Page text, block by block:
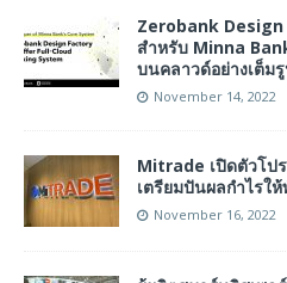
Zerobank
สำหรับ Minna
บนคลาวด์อย่างเต็ม
November 14, 2022
Mitrade เปิดตัวโป
เตรียมปันผลกำไรใ
November 16, 2022